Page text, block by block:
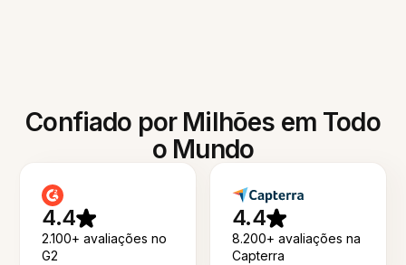
Confiado por Milhões em Todo
o Mundo
4.4
2.100+ avaliações no
G2
4.4
8.200+ avaliações na
Capterra